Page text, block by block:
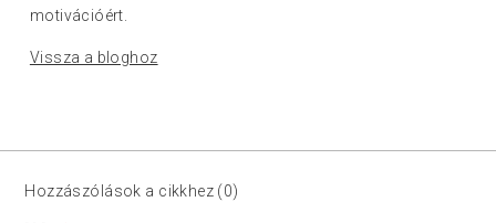
motivációért.
Vissza a bloghoz
Hozzászólások a cikkhez (0)